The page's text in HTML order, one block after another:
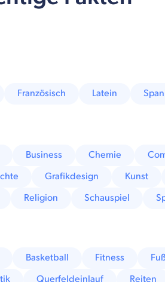
Französisch Latein
Business Chemie
Grafikdesign Kunst
Religion Schauspiel
Basketball Fitness
Querfeldeinlauf Reiten